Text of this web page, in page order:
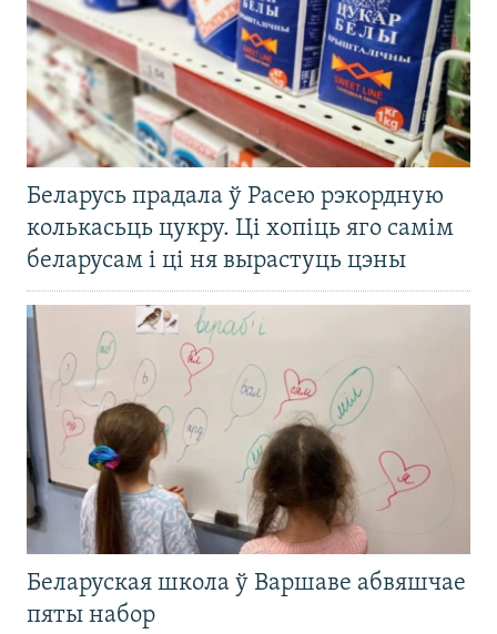
Беларусь прадала ў Расею рэкордную
колькасьць цукру. Ці хопіць яго самім
беларусам і ці ня вырастуць цэны
Беларуская школа ў Варшаве абвяшчае
пяты набор